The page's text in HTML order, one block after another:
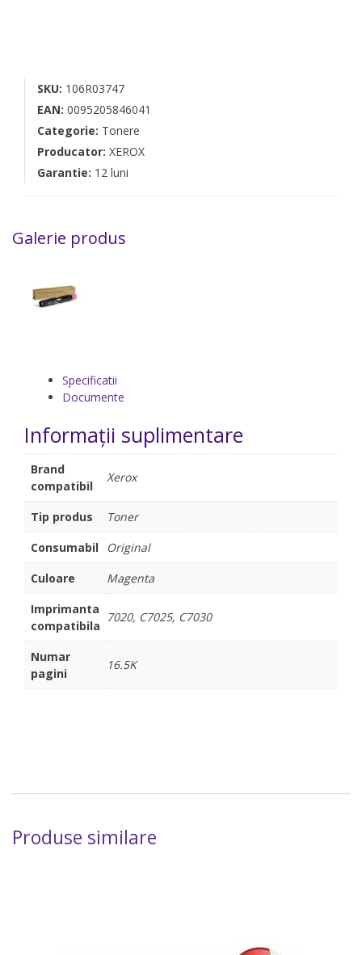
SKU: 106R03747
EAN: 0095205846041
Categorie: Tonere
Producator: XEROX
Garantie: 12 luni
Galerie produs
Specificatii
Documente
Informații suplimentare
Brand
compatibil
Xerox
Tip produs
Toner
Consumabil
Original
Culoare
Magenta
Imprimanta
compatibila
7020, C7025, C7030
Numar
pagini
16.5K
Produse similare